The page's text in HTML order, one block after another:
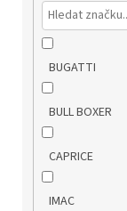
BUGATTI
BULL BOXER
CAPRICE
IMAC